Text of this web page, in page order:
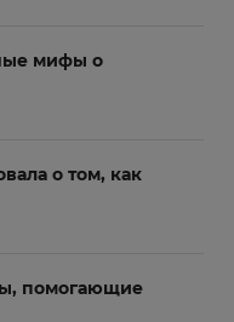
мифы о
о том, как
помогающие